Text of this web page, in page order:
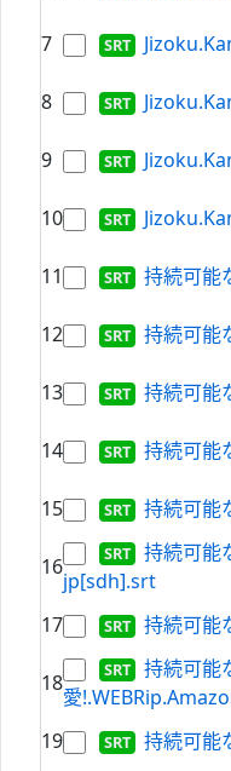
7
8
9
10
11
持続可能
12
持続可能
13
持続可能
14
持続可能
15
持続可能
16
持続可能
jp[sdh].srt
17
持続可能
18
持続可能
愛
19
持続可能